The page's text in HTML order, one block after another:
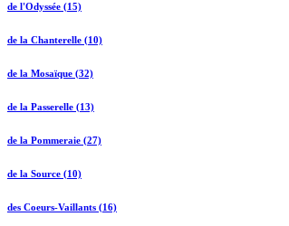
de l'Odyssée (15)
de la Chanterelle (10)
de la Mosaïque (32)
de la Passerelle (13)
de la Pommeraie (27)
de la Source (10)
des Coeurs-Vaillants (16)